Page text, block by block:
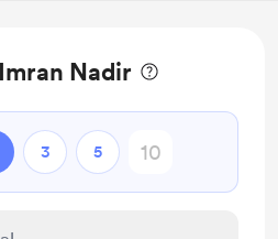
Nadir
3 5